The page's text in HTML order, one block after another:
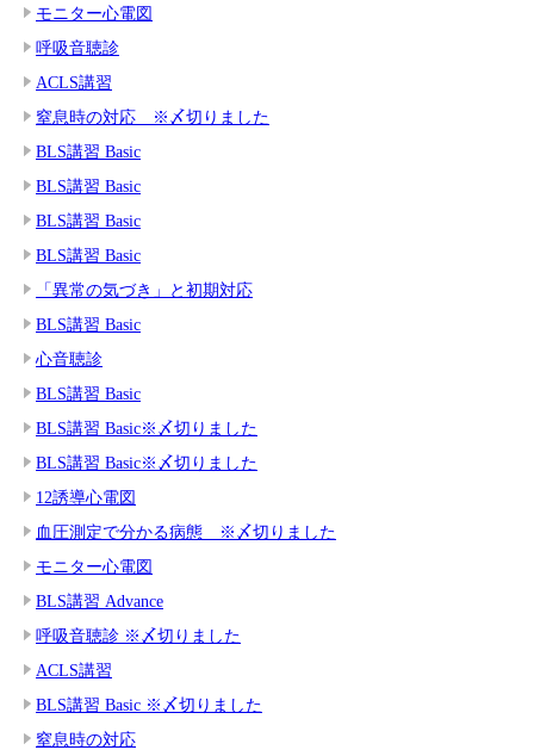
モニター心電図
呼吸音聴診
ACLS講習
窒息時の対応 ※〆切りました
BLS講習 Basic
BLS講習 Basic
BLS講習 Basic
BLS講習 Basic
「異常の気づき」と初期対応
BLS講習 Basic
心音聴診
BLS講習 Basic
BLS講習 Basic※〆切りました
BLS講習 Basic※〆切りました
12誘導心電図
血圧測定で分かる病態 ※〆切りました
モニター心電図
BLS講習 Advance
呼吸音聴診 ※〆切りました
ACLS講習
BLS講習 Basic ※〆切りました
窒息時の対応